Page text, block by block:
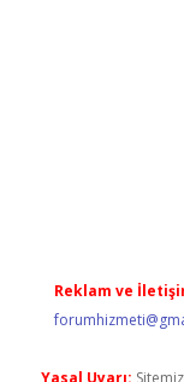
Reklam ve
Yasal Uyarı: